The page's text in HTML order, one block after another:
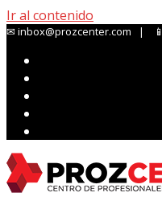
Ir al contenido
✉ inbox@prozcenter.com | 📱